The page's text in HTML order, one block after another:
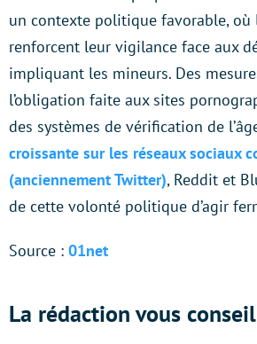
un contexte politique favorable, où
renforcent leur vigilance face aux
impliquant les mineurs. Des
l’obligation faite aux sites
des systèmes de vérification de
croissante sur les réseaux sociaux
(anciennement Twitter), Reddit et
de cette volonté politique d’agir
Source : 01net
La rédaction vous